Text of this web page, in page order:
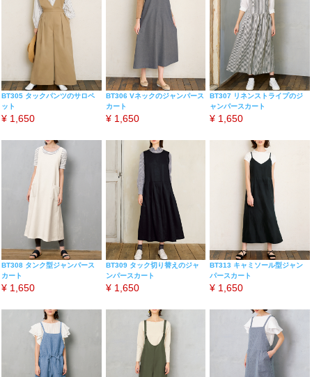
BT305 タックパンツのサロペ
ット
¥ 1,650
BT306 Vネックのジャンパース
カート
¥ 1,650
BT307 リネンストライプのジ
ャンパースカート
¥ 1,650
BT308 タンク型ジャンパース
カート
¥ 1,650
BT309 タック切り替えのジャ
ンパースカート
¥ 1,650
BT313 キャミソール型ジャン
パースカート
¥ 1,650